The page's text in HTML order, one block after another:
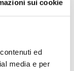
sui cookie
ed
media e per